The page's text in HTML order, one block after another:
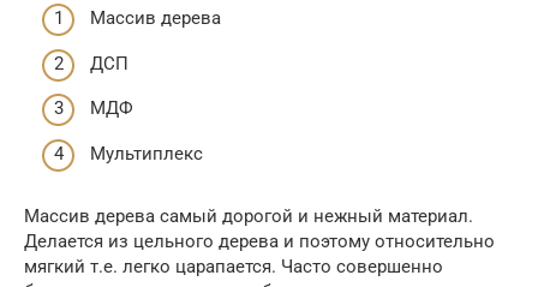
Массив дерева
ДСП
МДФ
Мультиплекс
Массив дерева самый дорогой и нежный материал.
Делается из цельного дерева и поэтому относительно
мягкий т.е. легко царапается. Часто совершенно